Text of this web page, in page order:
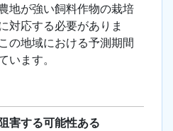
地が強い飼料作物の栽培
対応する必要がありま
の地域における予測期間
います。
害する可能性ある